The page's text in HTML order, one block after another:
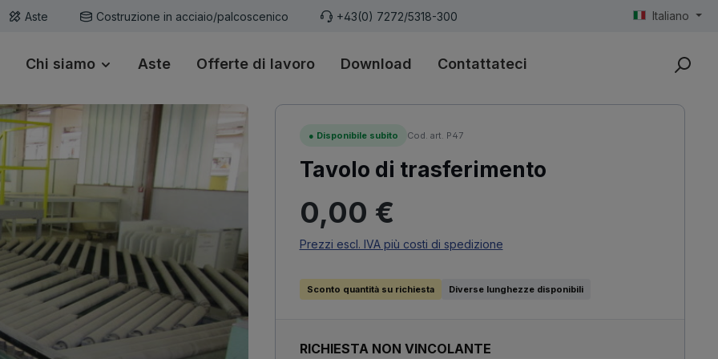
Aste Costruzione in acciaio/palcoscenico +43(0) 7272/5318-300 Italiano
Chi siamo Aste Offerte di lavoro Download Contattateci
● Disponibile subito Cod. art. P47
Tavolo di trasferimento
Prezzo normale:
0,00 €
Prezzi escl. IVA più costi di spedizione
Sconto quantità su richiesta Diverse lunghezze disponibili
RICHIESTA NON VINCOLANTE